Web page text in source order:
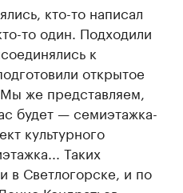
кто-то написал
то один. Подходили
к
открытое
же представляем,
будет — семиэтажка-
культурного
Таких
в Светлогорске, и по